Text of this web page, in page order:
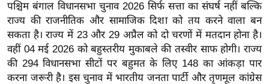
वि
शे
ष
ज्ञ
रा
पश्चिम बंगाल विधानसभा चुनाव 2026 सिर्फ सत्ता का संघर्ष नहीं बल्कि
राज्य की राजनीतिक और सामाजिक दिशा को तय करने वाला बन
सकता है। राज्य में 23 और 29 अप्रैल को दो चरणों में मतदान होना है।
वहीं 04 मई 2026 को बहुस्तरीय मुकाबले की तस्वीर साफ होगी। राज्य
की 294 विधानसभा सीटों पर बहुमत के लिए 148 का आंकड़ा पार
करना जरूरी है। इस चुनाव में भारतीय जनता पार्टी और तृणमूल कांग्रेस